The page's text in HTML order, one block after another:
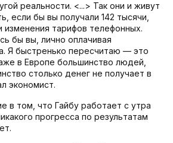
реальности. <...> Так они и живут
если бы вы получали 142 тысячи,
изменения тарифов телефонных.
бы вы, лично оплачивая
Я быстренько пересчитаю — это
в Европе большинство людей,
столько денег не получает в
экономист.
в том, что Гайбу работает с утра
прогресса по результатам